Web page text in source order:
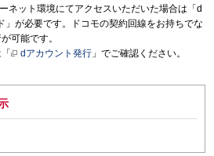
ネット環境にてアクセスいただいた場合は「d
」が必要です。ドコモの契約回線をお持ちでな
可能です。
dアカウント発行 」でご確認ください。